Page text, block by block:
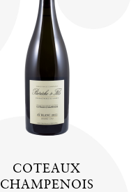
COTEAUX
CHAMPENOIS